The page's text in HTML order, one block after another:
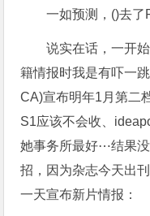
一如预测，()去了
说实在话，一开
籍情报时我是有吓一
CA)宣布明年1月第二
S1应该不会收、
她事务所最好⋯结果
招，因为杂志今天出
一天宣布新片情报：